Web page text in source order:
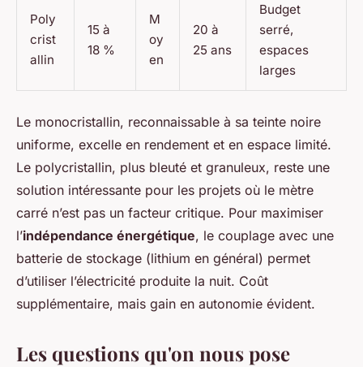
Poly
crist
allin
15 à
18 %
M
oy
en
20 à
25 ans
Budget
serré,
espaces
larges
Le monocristallin, reconnaissable à sa teinte noire
uniforme, excelle en rendement et en espace limité.
Le polycristallin, plus bleuté et granuleux, reste une
solution intéressante pour les projets où le mètre
carré n’est pas un facteur critique. Pour maximiser
l’indépendance énergétique, le couplage avec une
batterie de stockage (lithium en général) permet
d’utiliser l’électricité produite la nuit. Coût
supplémentaire, mais gain en autonomie évident.
Les questions qu'on nous pose